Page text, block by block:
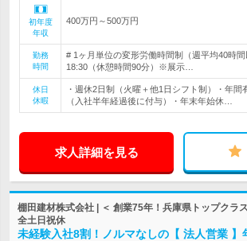
初年度
年収
400万円～500万円
勤務
時間
# 1ヶ月単位の変形労働時間制（週平均40時間
18:30（休憩時間90分）※展示…
休日
休暇
・週休2日制（火曜＋他1日シフト制）・年間
（入社半年経過後に付与）・年末年始休…
求人詳細を見る
棚田建材株式会社 | ＜ 創業75年！兵庫県トップクラ
全土日祝休
未経験入社8割！ノルマなしの【 法人営業 】